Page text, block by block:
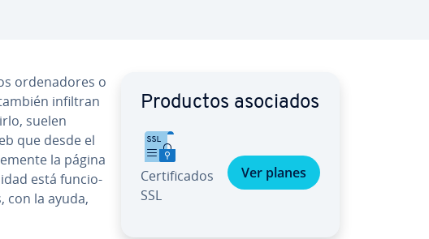
or­de­na­do­res o
infiltran
suelen
que desde el
la página
está fu­n­cio­
con la ayuda,
Productos asociados
Ce­r­ti­fi­ca­dos
SSL
Ver planes